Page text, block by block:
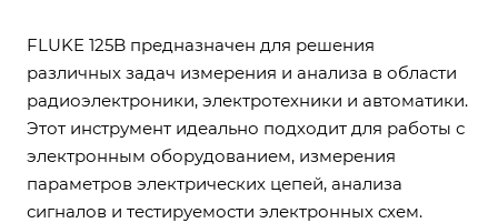
FLUKE 125B предназначен для решения
различных задач измерения и анализа в области
радиоэлектроники, электротехники и автоматики.
Этот инструмент идеально подходит для работы с
электронным оборудованием, измерения
параметров электрических цепей, анализа
сигналов и тестируемости электронных схем.